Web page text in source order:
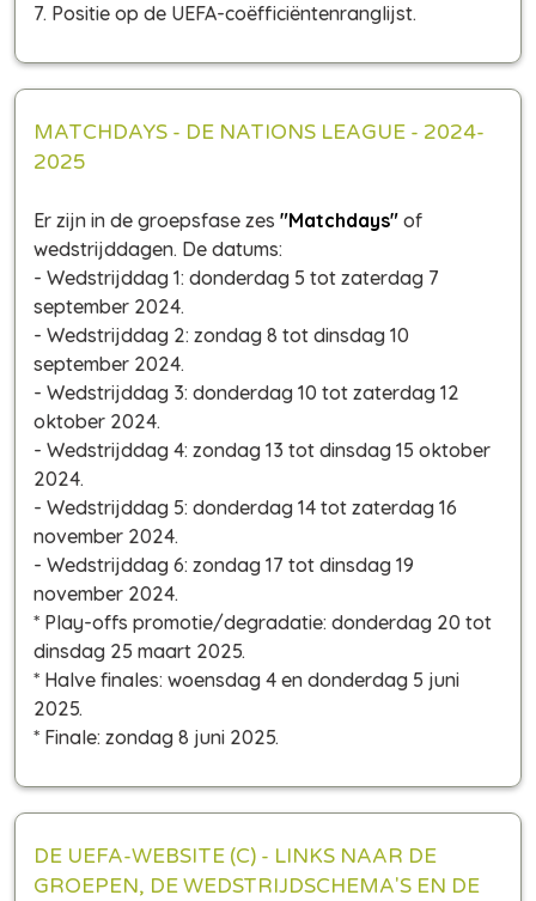
7. Positie op de UEFA-coëfficiëntenranglijst.
MATCHDAYS - DE NATIONS LEAGUE - 2024-
2025
Er zijn in de groepsfase zes "Matchdays" of
wedstrijddagen. De datums:
- Wedstrijddag 1: donderdag 5 tot zaterdag 7
september 2024.
- Wedstrijddag 2: zondag 8 tot dinsdag 10
september 2024.
- Wedstrijddag 3: donderdag 10 tot zaterdag 12
oktober 2024.
- Wedstrijddag 4: zondag 13 tot dinsdag 15 oktober
2024.
- Wedstrijddag 5: donderdag 14 tot zaterdag 16
november 2024.
- Wedstrijddag 6: zondag 17 tot dinsdag 19
november 2024.
* Play-offs promotie/degradatie: donderdag 20 tot
dinsdag 25 maart 2025.
* Halve finales: woensdag 4 en donderdag 5 juni
2025.
* Finale: zondag 8 juni 2025.
DE UEFA-WEBSITE (C) - LINKS NAAR DE
GROEPEN, DE WEDSTRIJDSCHEMA'S EN DE